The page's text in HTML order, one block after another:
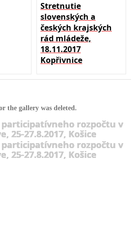
Stretnutie
slovenských a
českých krajských
rád mládeže,
18.11.2017
Kopřivnice
the gallery was deleted.
participatívneho rozpočtu v
25-27.8.2017, Košice
participatívneho rozpočtu v
25-27.8.2017, Košice